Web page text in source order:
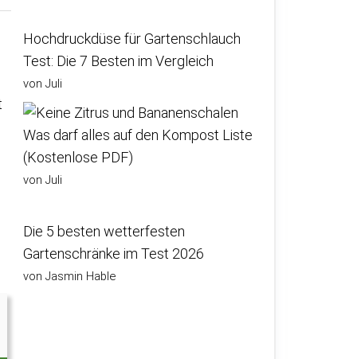
Hochdruckdüse für Gartenschlauch
Test: Die 7 Besten im Vergleich
von Juli
Was darf alles auf den Kompost Liste
(Kostenlose PDF)
von Juli
Die 5 besten wetterfesten
Gartenschränke im Test 2026
von Jasmin Hable